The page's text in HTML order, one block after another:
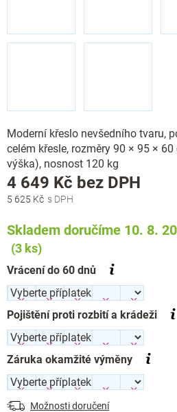
Moderní křeslo nevšedního tvaru,
celém křesle, rozměry 90 × 95 ×
výška), nosnost 120 kg
5 625 Kč
4 649 Kč bez DPH
Skladem doručíme 10. 8.
(3 ks)
Vrácení do 60 dnů
Pojištění proti rozbití a krádeži
Záruka okamžité výměny
Možnosti doručení